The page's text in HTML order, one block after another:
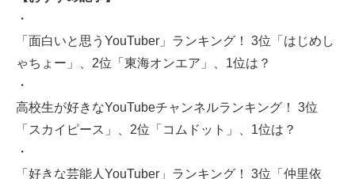
・
「面白いと思うYouTuber」ランキング！ 3位「はじめし
ゃちょー」、2位「東海オンエア」、1位は？
・
高校生が好きなYouTubeチャンネルランキング！ 3位
「スカイピース」、2位「コムドット」、1位は？
・
「好きな芸能人YouTuber」ランキング！ 3位「仲里依